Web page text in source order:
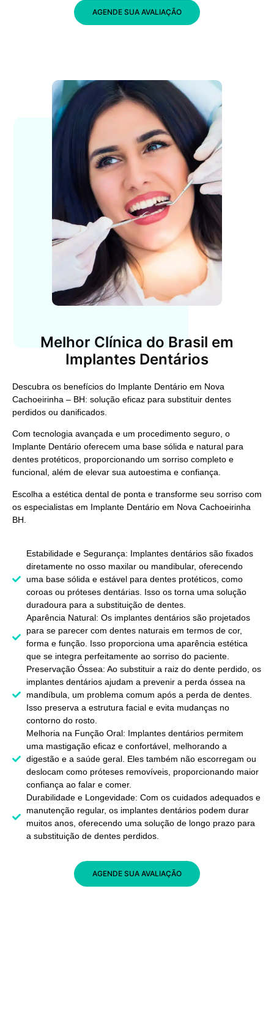
AGENDE SUA AVALIAÇÃO
Melhor Clínica do Brasil em
Implantes Dentários
Descubra os benefícios do Implante Dentário em Nova
Cachoeirinha – BH: solução eficaz para substituir dentes
perdidos ou danificados.
Com tecnologia avançada e um procedimento seguro, o
Implante Dentário oferecem uma base sólida e natural para
dentes protéticos, proporcionando um sorriso completo e
funcional, além de elevar sua autoestima e confiança.
Escolha a estética dental de ponta e transforme seu sorriso com
os especialistas em Implante Dentário em Nova Cachoeirinha
BH
Estabilidade e Segurança: Implantes dentários são fixados
diretamente no osso maxilar ou mandibular, oferecendo
uma base sólida e estável para dentes protéticos, como
coroas ou próteses dentárias. Isso os torna uma solução
duradoura para a substituição de dentes.
Aparência Natural: Os implantes dentários são projetados
para se parecer com dentes naturais em termos de cor,
forma e função. Isso proporciona uma aparência estética
que se integra perfeitamente ao sorriso do paciente.
Preservação Óssea: Ao substituir a raiz do dente perdido, os
implantes dentários ajudam a prevenir a perda óssea na
mandíbula, um problema comum após a perda de dentes.
Isso preserva a estrutura facial e evita mudanças no
contorno do rosto.
Melhoria na Função Oral: Implantes dentários permitem
uma mastigação eficaz e confortável, melhorando a
digestão e a saúde geral. Eles também não escorregam ou
deslocam como próteses removíveis, proporcionando maior
confiança ao falar e comer.
Durabilidade e Longevidade: Com os cuidados adequados e
manutenção regular, os implantes dentários podem durar
muitos anos, oferecendo uma solução de longo prazo para
a substituição de dentes perdidos.
AGENDE SUA AVALIAÇÃO